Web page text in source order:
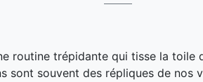
routine trépidante qui tisse la
sont souvent des répliques de nos